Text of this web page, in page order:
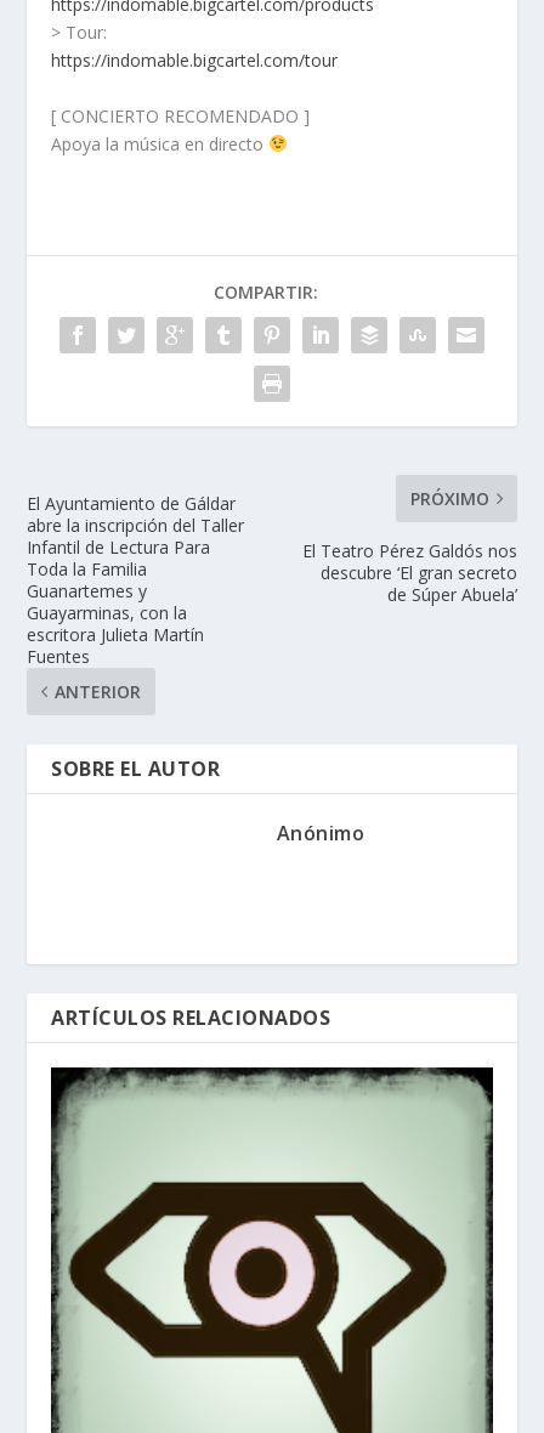
> Tour:
https://indomable.bigcartel.com/tour
[ CONCIERTO RECOMENDADO ]
Apoya la música en directo
COMPARTIR:
El Ayuntamiento de Gáldar
abre la inscripción del Taller
Infantil de Lectura Para
Toda la Familia
Guanartemes y
Guayarminas, con la
escritora Julieta Martín
Fuentes
ANTERIOR
PRÓXIMO
El Teatro Pérez Galdós nos
descubre ‘El gran secreto
de Súper Abuela’
SOBRE EL AUTOR
Anónimo
ARTÍCULOS RELACIONADOS